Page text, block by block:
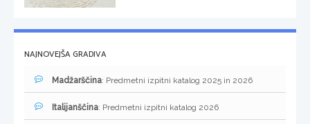
NAJNOVEJŠA GRADIVA
Madžarščina: Predmetni izpitni katalog 2025 in 2026
Italijanščina: Predmetni izpitni katalog 2026